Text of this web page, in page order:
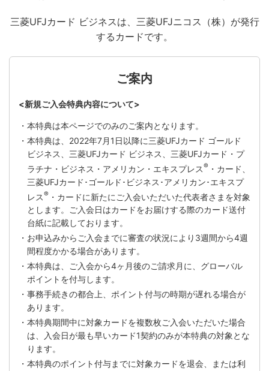
三菱UFJカード ビジネスは、三菱UFJニコス（株）が発行
するカードです。
ご案内
<新規ご入会特典内容について>
・本特典は本ページでのみのご案内となります。
・本特典は、2022年7月1日以降に三菱UFJカード ゴールド
ビジネス、三菱UFJカード ビジネス、三菱UFJカード・プ
ラチナ・ビジネス・アメリカン・エキスプレス® ・カード、
三菱UFJカード･ゴールド･ビジネス･アメリカン･エキスプ
レス ® ・カードに新たにご入会いただいた代表者さまを対象
とします。ご入会日はカードをお届けする際のカード送付
台紙に記載しております。
・お申込みからご入会までに審査の状況により3週間から4週
間程度かかる場合があります。
・本特典は、ご入会から4ヶ月後のご請求月に、グローバル
ポイントを付与します。
・事務手続きの都合上、ポイント付与の時期が遅れる場合が
あります。
・本特典期間中に対象カードを複数枚ご入会いただいた場合
は、入会日が最も早いカード1契約のみが本特典の対象とな
ります。
・本特典のポイント付与までに対象カードを退会、または利